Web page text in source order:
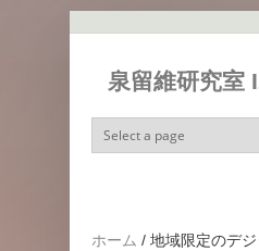
泉留維研究室
ホーム / 地域限定のデ